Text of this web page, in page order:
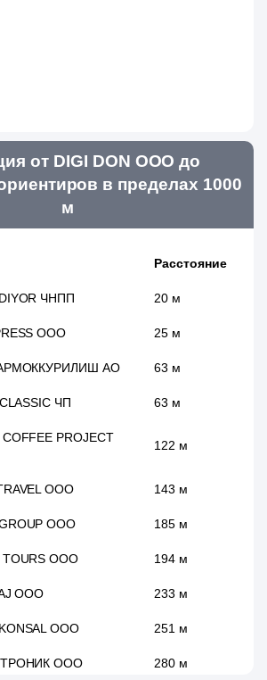
от DIGI DON ООО до
в пределах 1000
м
Расстояние
ЧНПП 20 м
ООО 25 м
АО 63 м
ЧП 63 м
PROJECT
122 м
ООО 143 м
ООО 185 м
TOURS ООО 194 м
ООО 233 м
ООО 251 м
ООО 280 м